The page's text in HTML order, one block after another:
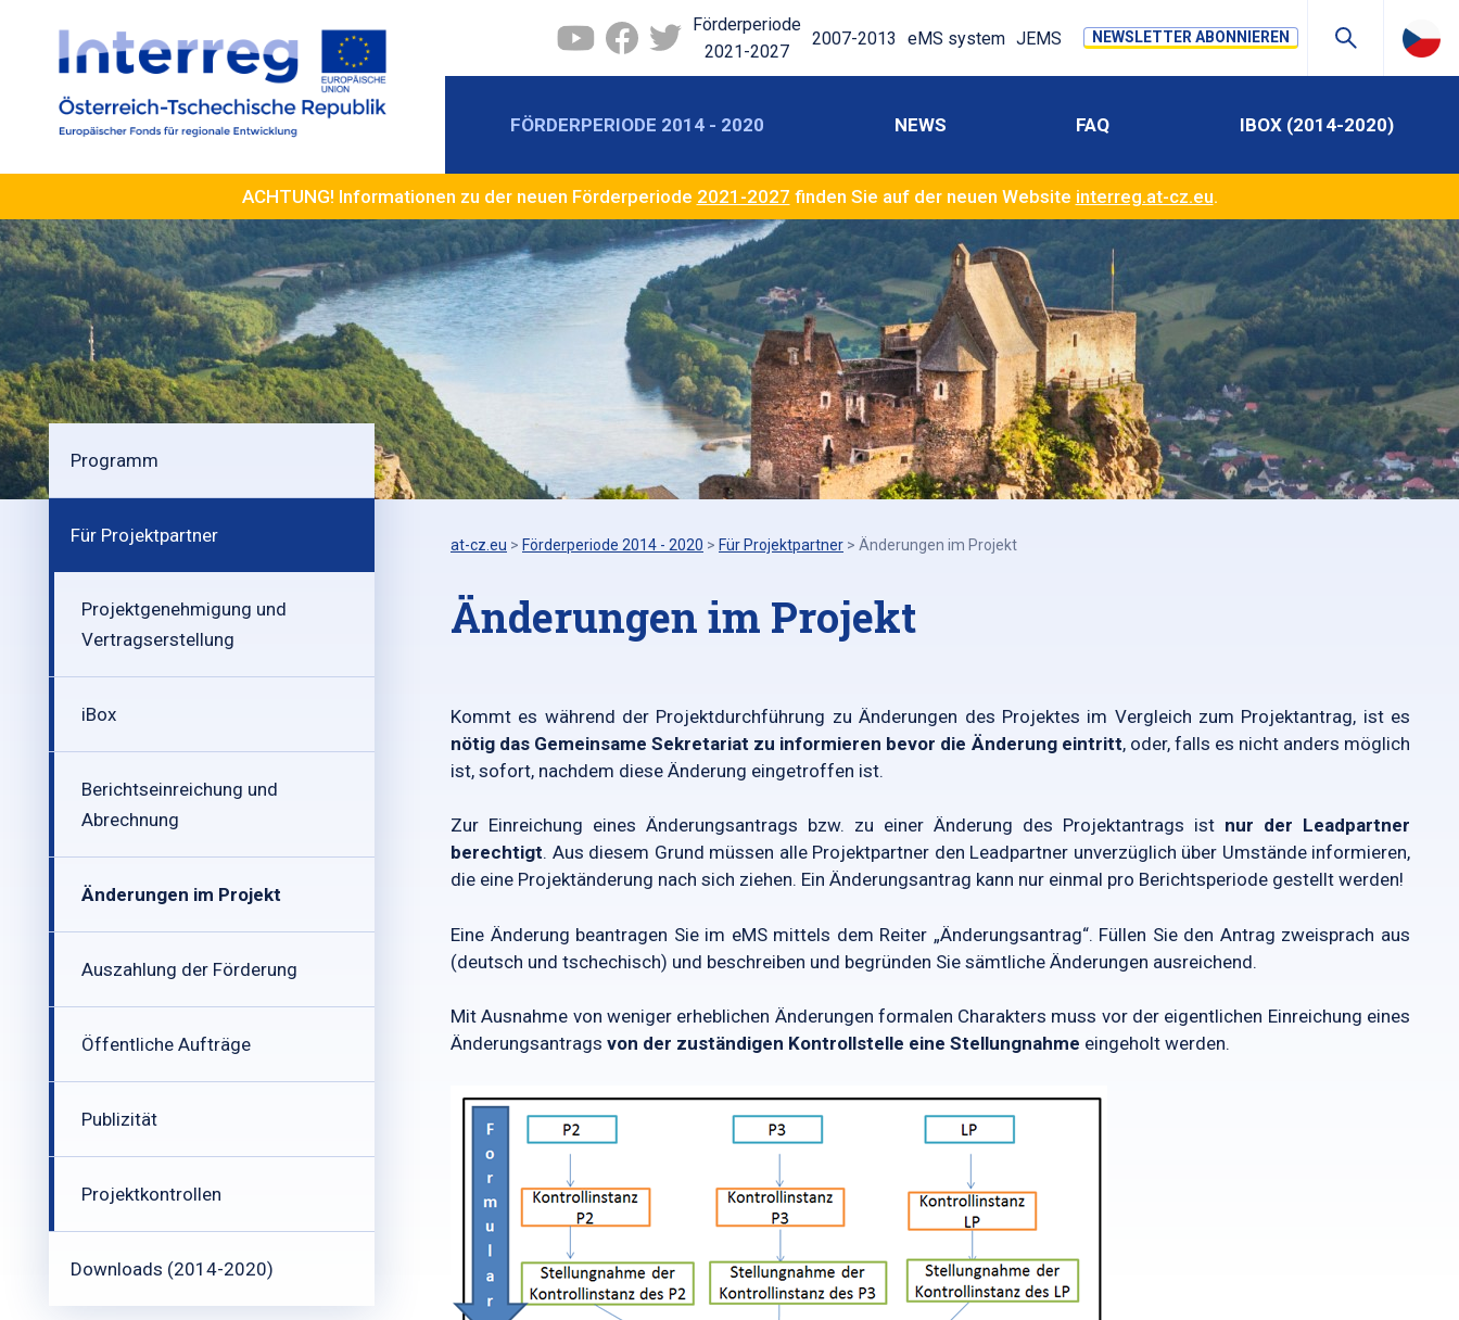
Förderperiode
2021-2027
2007-2013 eMS system JEMS NEWSLETTER ABONNIEREN
FÖRDERPERIODE 2014 - 2020 NEWS FAQ IBOX (2014-2020)
ACHTUNG! Informationen zu der neuen Förderperiode 2021-2027 finden Sie auf der neuen Website interreg.at-cz.eu.
Programm
Für Projektpartner
Projektgenehmigung und
Vertragserstellung
iBox
Berichtseinreichung und
Abrechnung
Änderungen im Projekt
Auszahlung der Förderung
Öffentliche Aufträge
Publizität
Projektkontrollen
Downloads (2014-2020)
at-cz.eu > Förderperiode 2014 - 2020 > Für Projektpartner > Änderungen im Projekt
Änderungen im Projekt
Kommt es während der Projektdurchführung zu Änderungen des Projektes im Vergleich zum Projektantrag, ist es
nötig das Gemeinsame Sekretariat zu informieren bevor die Änderung eintritt, oder, falls es nicht anders möglich
ist, sofort, nachdem diese Änderung eingetroffen ist.
Zur Einreichung eines Änderungsantrags bzw. zu einer Änderung des Projektantrags ist nur der Leadpartner
berechtigt. Aus diesem Grund müssen alle Projektpartner den Leadpartner unverzüglich über Umstände informieren,
die eine Projektänderung nach sich ziehen. Ein Änderungsantrag kann nur einmal pro Berichtsperiode gestellt werden!
Eine Änderung beantragen Sie im eMS mittels dem Reiter „Änderungsantrag“. Füllen Sie den Antrag zweisprach aus
(deutsch und tschechisch) und beschreiben und begründen Sie sämtliche Änderungen ausreichend.
Mit Ausnahme von weniger erheblichen Änderungen formalen Charakters muss vor der eigentlichen Einreichung eines
Änderungsantrags von der zuständigen Kontrollstelle eine Stellungnahme eingeholt werden.